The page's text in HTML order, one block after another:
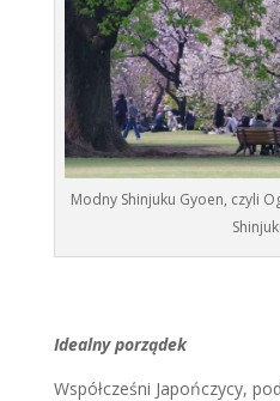
Modny Shinjuku Gyoen, czyli
Idealny porządek
Współcześni Japończycy,